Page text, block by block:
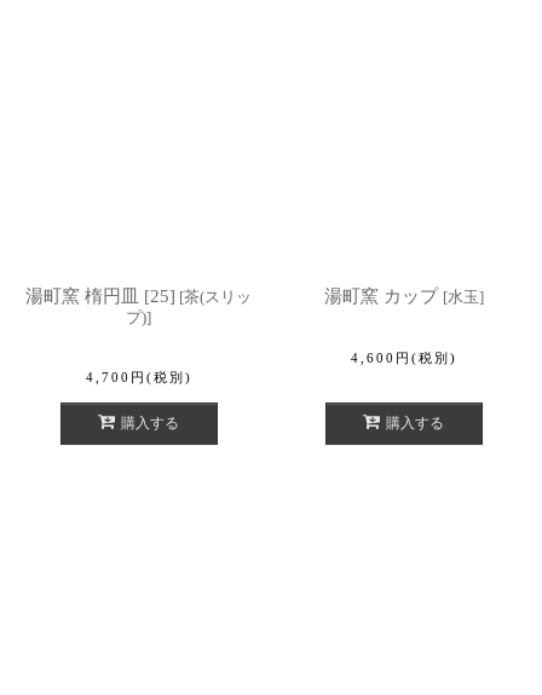
湯町窯 楕円皿 [25] [茶(スリッ
プ)]
4,700 円 (税別)
購入する
湯町窯 カップ [水玉]
4,600 円 (税別)
購入する